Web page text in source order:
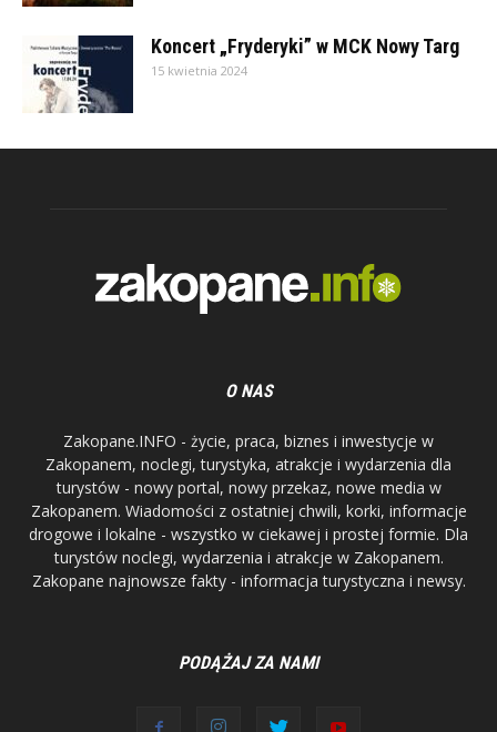
Koncert „Fryderyki” w MCK Nowy Targ
15 kwietnia 2024
O NAS
Zakopane.INFO - życie, praca, biznes i inwestycje w
Zakopanem, noclegi, turystyka, atrakcje i wydarzenia dla
turystów - nowy portal, nowy przekaz, nowe media w
Zakopanem. Wiadomości z ostatniej chwili, korki, informacje
drogowe i lokalne - wszystko w ciekawej i prostej formie. Dla
turystów noclegi, wydarzenia i atrakcje w Zakopanem.
Zakopane najnowsze fakty - informacja turystyczna i newsy.
PODĄŻAJ ZA NAMI